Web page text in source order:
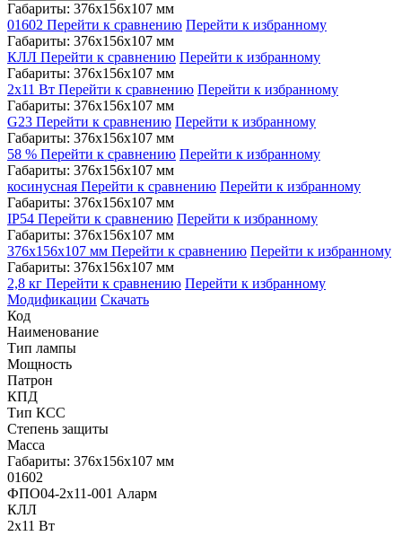
Габариты: 376x156x107 мм
01602 Перейти к сравнению Перейти к избранному
Габариты: 376x156x107 мм
КЛЛ Перейти к сравнению Перейти к избранному
Габариты: 376x156x107 мм
2x11 Вт Перейти к сравнению Перейти к избранному
Габариты: 376x156x107 мм
G23 Перейти к сравнению Перейти к избранному
Габариты: 376x156x107 мм
58 % Перейти к сравнению Перейти к избранному
Габариты: 376x156x107 мм
косинусная Перейти к сравнению Перейти к избранному
Габариты: 376x156x107 мм
IP54 Перейти к сравнению Перейти к избранному
Габариты: 376x156x107 мм
376x156x107 мм Перейти к сравнению Перейти к избранному
Габариты: 376x156x107 мм
2,8 кг Перейти к сравнению Перейти к избранному
Модификации Скачать
Код
Наименование
Тип лампы
Мощность
Патрон
КПД
Тип КСС
Степень защиты
Масса
Габариты: 376x156x107 мм
01602
ФПО04-2х11-001 Аларм
КЛЛ
2x11 Вт